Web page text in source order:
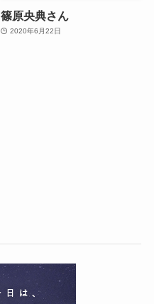
篠原央典さん
2020年6月22日